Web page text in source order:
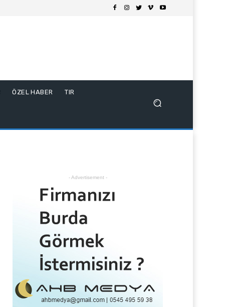
ÖZEL HABER TIR
- Advertisement -